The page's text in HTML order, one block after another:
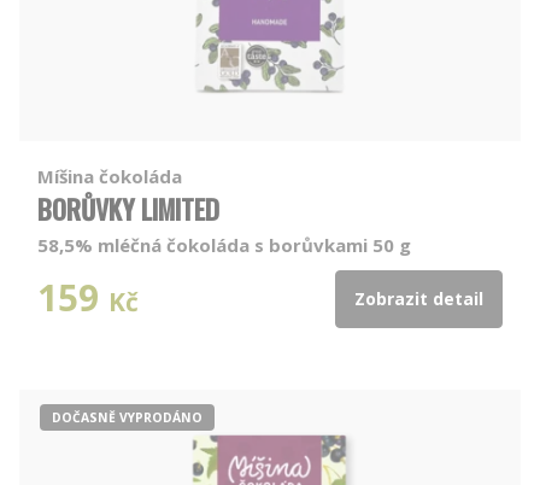
Míšina čokoláda
BORŮVKY LIMITED
58,5% mléčná čokoláda s borůvkami 50 g
159 Kč Zobrazit detail
DOČASNĚ VYPRODÁNO